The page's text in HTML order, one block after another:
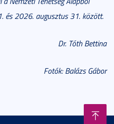
és 2026. augusztus 31. között.
Dr. Tóth Bettina
Fotók: Balázs Gábor